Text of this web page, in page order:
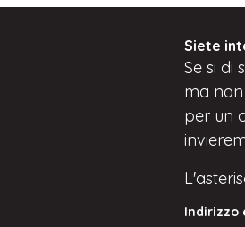
Siete
Se si di
ma
per un
Indirizzo